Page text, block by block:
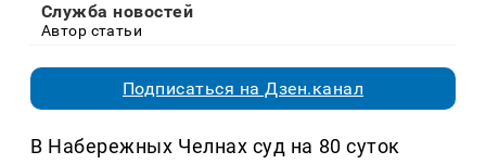
Служба новостей
Автор статьи
Подписаться на Дзен.канал
В Набережных Челнах суд на 80 суток